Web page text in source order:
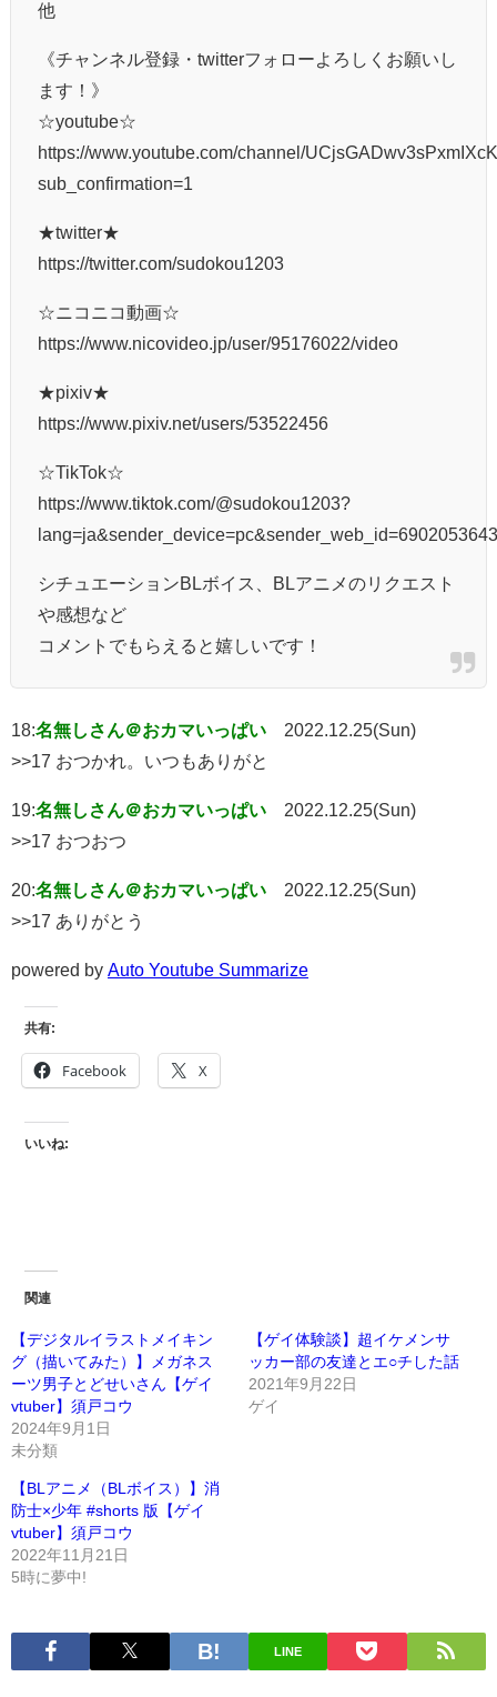
他
《チャンネル登録・twitterフォローよろしくお願いし
ます！》
☆youtube☆
https://www.youtube.com/channel/
sub_confirmation=1
★twitter★
https://twitter.com/sudokou1203
☆ニコニコ動画☆
https://www.nicovideo.jp/user/95176022/video
★pixiv★
https://www.pixiv.net/users/53522456
☆TikTok☆
https://www.tiktok.com/@sudokou1203?
シチュエーションBLボイス、BLアニメのリクエスト
や感想など
コメントでもらえると嬉しいです！
18:名無しさん＠おカマいっぱい
2022.12.25(Sun)
>>17 おつかれ。いつもありがと
19:名無しさん＠おカマいっぱい
2022.12.25(Sun)
>>17 おつおつ
20:名無しさん＠おカマいっぱい
2022.12.25(Sun)
>>17 ありがとう
powered by Auto Youtube Summarize
共有:
Facebook X
いいね:
関連
【デジタルイラストメイキン
グ（描いてみた）】メガネス
ーツ男子とどせいさん【ゲイ
vtuber】須戸コウ
2024年9月1日
未分類
【ゲイ体験談】超イケメンサ
ッカー部の友達とエ○チした話
2021年9月22日
ゲイ
【BLアニメ（BLボイス）】消
防士×少年 #shorts 版【ゲイ
vtuber】須戸コウ
2022年11月21日
5時に夢中!
LINE